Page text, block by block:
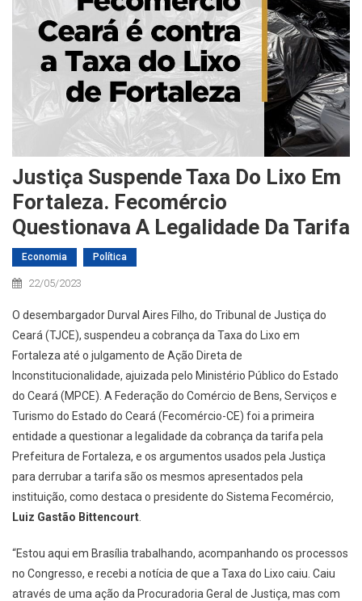
Justiça Suspende Taxa Do Lixo Em
Fortaleza. Fecomércio
Questionava A Legalidade Da Tarifa
Economia Política
22/05/2023
O desembargador Durval Aires Filho, do Tribunal de Justiça do
Ceará (TJCE), suspendeu a cobrança da Taxa do Lixo em
Fortaleza até o julgamento de Ação Direta de
Inconstitucionalidade, ajuizada pelo Ministério Público do Estado
do Ceará (MPCE). A Federação do Comércio de Bens, Serviços e
Turismo do Estado do Ceará (Fecomércio-CE) foi a primeira
entidade a questionar a legalidade da cobrança da tarifa pela
Prefeitura de Fortaleza, e os argumentos usados pela Justiça
para derrubar a tarifa são os mesmos apresentados pela
instituição, como destaca o presidente do Sistema Fecomércio,
Luiz Gastão Bittencourt
“Estou aqui em Brasília trabalhando, acompanhando os processos
no Congresso, e recebi a notícia de que a Taxa do Lixo caiu. Caiu
através de uma ação da Procuradoria Geral de Justiça, mas com